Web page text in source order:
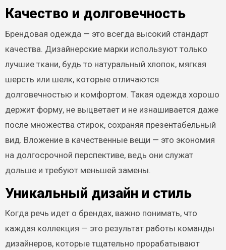
Качество и долговечность
Брендовая одежда — это всегда высокий стандарт
качества. Дизайнерские марки используют только
лучшие ткани, будь то натуральный хлопок, мягкая
шерсть или шелк, которые отличаются
долговечностью и комфортом. Такая одежда хорошо
держит форму, не выцветает и не изнашивается даже
после множества стирок, сохраняя презентабельный
вид. Вложение в качественные вещи — это экономия
на долгосрочной перспективе, ведь они служат
дольше и требуют меньшей замены.
Уникальный дизайн и стиль
Когда речь идет о брендах, важно понимать, что
каждая коллекция — это результат работы команды
дизайнеров, которые тщательно прорабатывают